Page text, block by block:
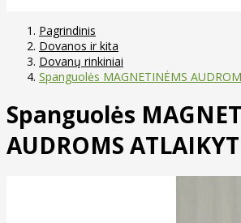
Pagrindinis
Dovanos ir kita
Dovanų rinkiniai
Spanguolės MAGNETINĖMS
Spanguolės
AUDROMS